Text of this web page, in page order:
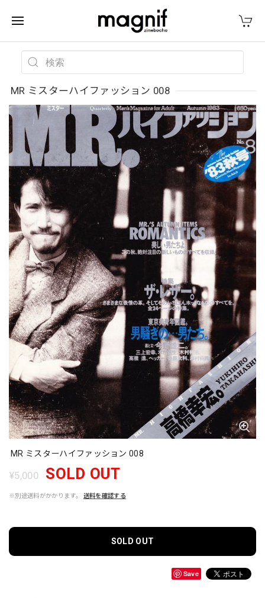
MR ミスターハイファッション 008
MR ミスターハイファッション 008
¥5,000 SOLD OUT
※別途送料がかかります。 送料を確認する
SOLD OUT
Save